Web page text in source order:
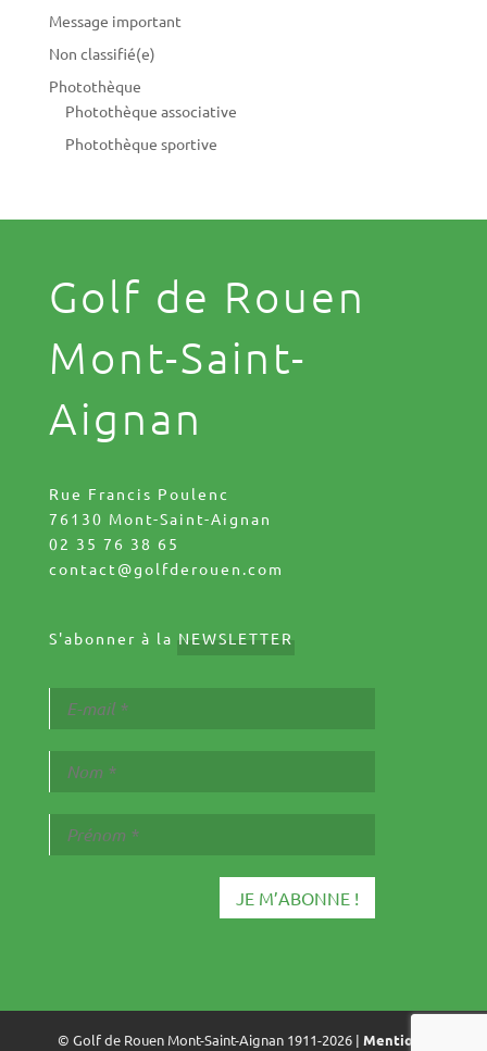
Message important
Non classifié(e)
Photothèque
Photothèque associative
Photothèque sportive
Golf de Rouen
Mont-Saint-
Aignan
Rue Francis Poulenc
76130 Mont-Saint-Aignan
02 35 76 38 65
contact@golfderouen.com
S'abonner à la NEWSLETTER
© Golf de Rouen Mont-Saint-Aignan 1911-2026 |Mentions